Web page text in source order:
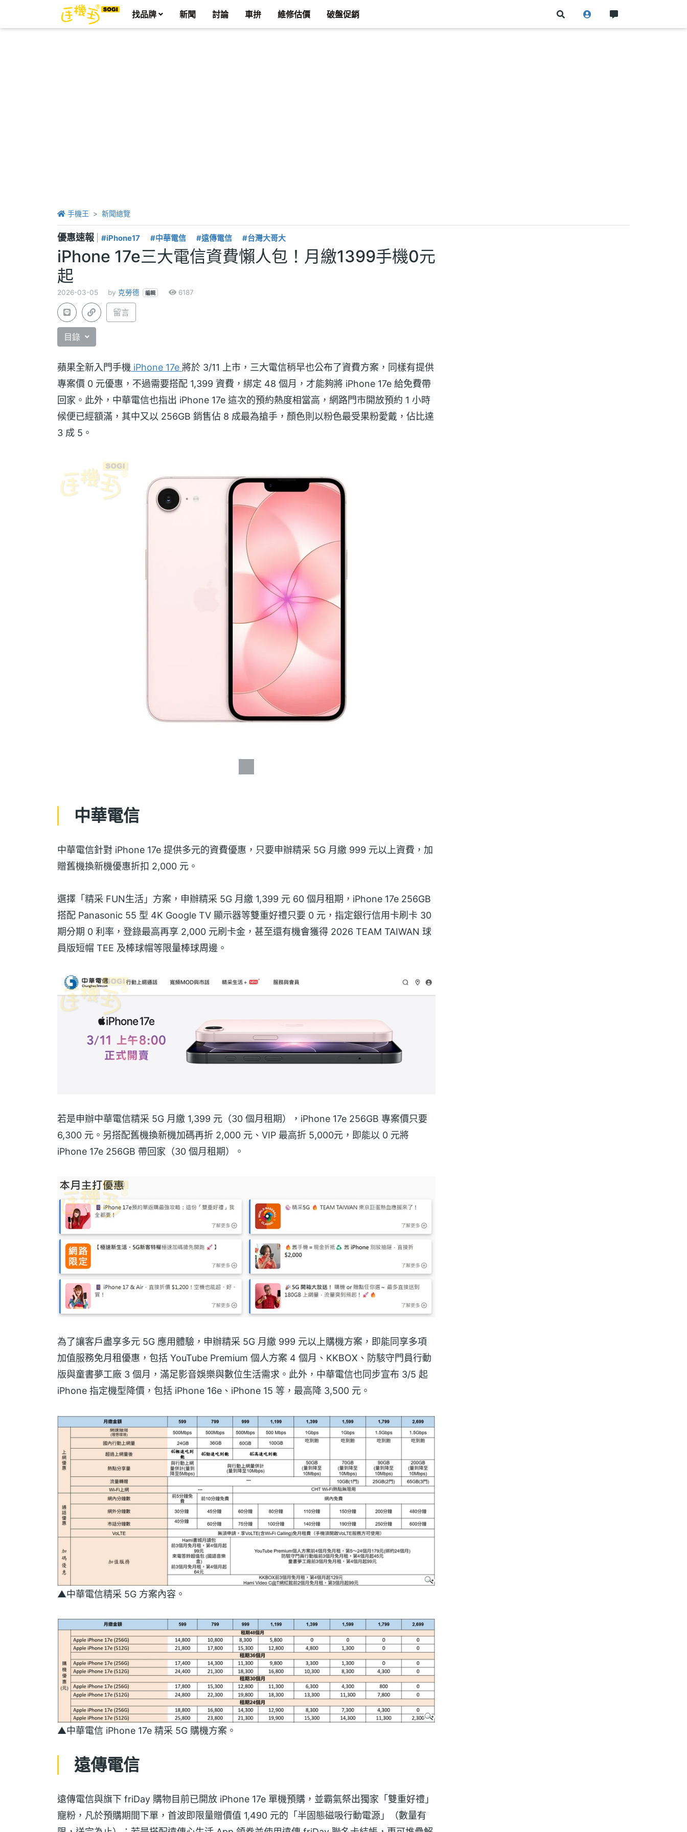
找品牌 新聞 討論 車拚 維修估價 破盤促銷
手機王 新聞總覽
優惠速報 #iPhone17 #中華電信 #遠傳電信 #台灣大哥大
iPhone 17e三大電信資費懶人包！月繳1399手機0元
起
2026-03-05 by 克勞德 編輯 6187
留言
目錄
蘋果全新入門手機 iPhone 17e 將於 3/11 上市，三大電信稍早也公布了資費方案，同樣有提供
專案價 0 元優惠，不過需要搭配 1,399 資費，綁定 48 個月，才能夠將 iPhone 17e 給免費帶
回家。此外，中華電信也指出 iPhone 17e 這次的預約熱度相當高，網路門市開放預約 1 小時
候便已經額滿，其中又以 256GB 銷售佔 8 成最為搶手，顏色則以粉色最受果粉愛戴，佔比達
3 成 5。
中華電信
中華電信針對 iPhone 17e 提供多元的資費優惠，只要申辦精采 5G 月繳 999 元以上資費，加
贈舊機換新機優惠折扣 2,000 元。
選擇「精采 FUN生活」方案，申辦精采 5G 月繳 1,399 元 60 個月租期，iPhone 17e 256GB
搭配 Panasonic 55 型 4K Google TV 顯示器等雙重好禮只要 0 元，指定銀行信用卡刷卡 30
期分期 0 利率，登錄最高再享 2,000 元刷卡金，甚至還有機會獲得 2026 TEAM TAIWAN 球
員版短帽 TEE 及棒球帽等限量棒球周邊。
若是申辦中華電信精采 5G 月繳 1,399 元（30 個月租期），iPhone 17e 256GB 專案價只要
6,300 元。另搭配舊機換新機加碼再折 2,000 元、VIP 最高折 5,000元，即能以 0 元將
iPhone 17e 256GB 帶回家（30 個月租期）。
為了讓客戶盡享多元 5G 應用體驗，申辦精采 5G 月繳 999 元以上購機方案，即能同享多項
加值服務免月租優惠，包括 YouTube Premium 個人方案 4 個月、KKBOX、防駭守門員行動
版與童書夢工廠 3 個月，滿足影音娛樂與數位生活需求。此外，中華電信也同步宣布 3/5 起
iPhone 指定機型降價，包括 iPhone 16e、iPhone 15 等，最高降 3,500 元。
▲中華電信精采 5G 方案內容。
▲中華電信 iPhone 17e 精采 5G 購機方案。
遠傳電信
遠傳電信與旗下 friDay 購物目前已開放 iPhone 17e 單機預購，並霸氣祭出獨家「雙重好禮」
寵粉，凡於預購期間下單，首波即限量贈價值 1,490 元的「半固態磁吸行動電源」（數量有